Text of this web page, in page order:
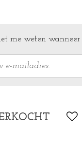
me weten